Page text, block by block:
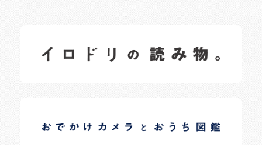
日常の様子など随時更新中です。
日常の様子など随時更新中です。